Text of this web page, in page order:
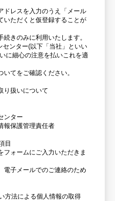
ドレスを入力のうえ「メール
いただくと仮登録することが
きのみに利用いたします。
ンター(以下「当社」といい
に細心の注意を払いこれを適
てをご確認ください。
り扱いについて
ンター
保護管理責任者
目
フォームにご入力いただきま
電子メールでのご連絡のため
方法による個人情報の取得